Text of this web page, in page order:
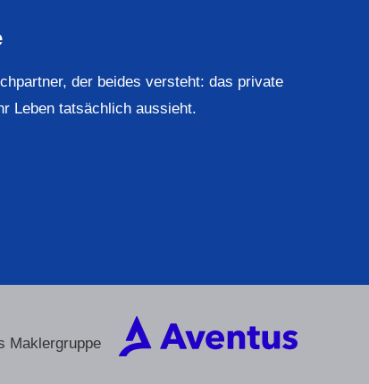
der beides versteht: das private
Leben tatsächlich aussieht.
Maklergruppe